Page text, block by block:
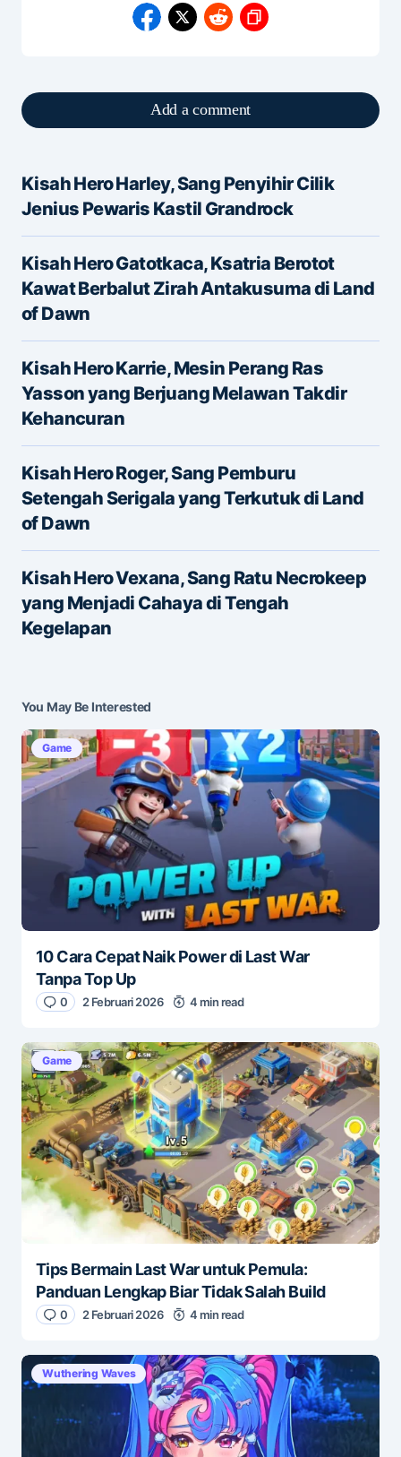
Add a comment
Alamat email Anda tidak akan dipublikasikan.
Ruas yang wajib ditandai*
Message*
E-mail
Save my name and e-mail in this browser for the
next time I comment.
Kisah Hero Harley, Sang Penyihir Cilik
Jenius Pewaris Kastil Grandrock
Kisah Hero Gatotkaca, Ksatria Berotot
Kawat Berbalut Zirah Antakusuma di Land
of Dawn
Kisah Hero Karrie, Mesin Perang Ras
Yasson yang Berjuang Melawan Takdir
Kehancuran
Kisah Hero Roger, Sang Pemburu
Setengah Serigala yang Terkutuk di Land
of Dawn
Kisah Hero Vexana, Sang Ratu Necrokeep
yang Menjadi Cahaya di Tengah
Kegelapan
You May Be Interested
Game
10 Cara Cepat Naik Power di Last War
Tanpa Top Up
0 2 Februari 2026 4 min read
Game
Tips Bermain Last War untuk Pemula:
Panduan Lengkap Biar Tidak Salah Build
0 2 Februari 2026 4 min read
Wuthering Waves